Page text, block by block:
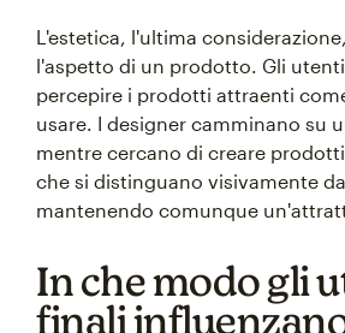
L'estetica, l'ultima
l'aspetto di un prodotto. Gli
percepire i prodotti attraenti
usare. I designer camminano su
mentre cercano di creare
che si distinguano visivamente
mantenendo comunque
In che modo gli
finali